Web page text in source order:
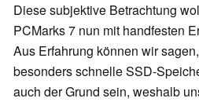
Diese subjektive Betrachtung
PCMarks 7 nun mit handfesten
Aus Erfahrung können wir
besonders schnelle SSD-
auch der Grund sein, weshalb